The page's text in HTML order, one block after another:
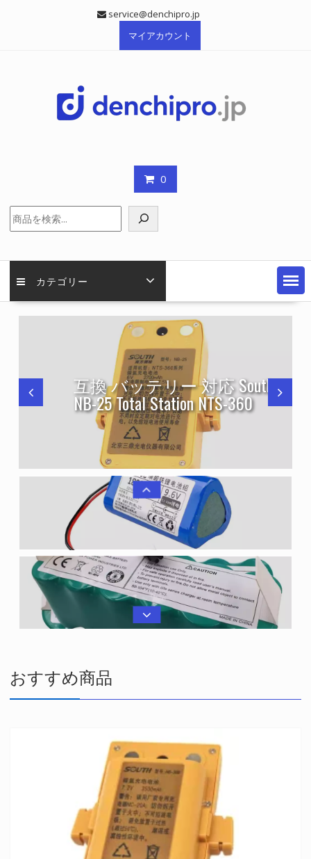
service@denchipro.jp
マイアカウント
0
索
カテゴリー
互換 バッテリー 対応 South
NB-25 Total Station NTS-360
おすすめ商品